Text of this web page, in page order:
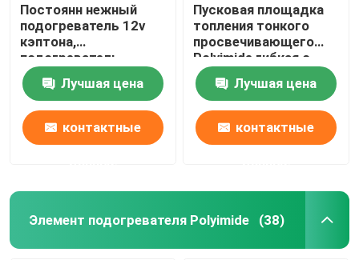
Постоянн нежный
подогреватель 12v
кэптона,
подогреватель
фольги Polyimide для
протектора глаза
Лучшая цена
контактные
Пусковая площадка
топления тонкого
просвечивающего
Polyimide гибкая с
точным контролем
температуры
Лучшая цена
контактные
Элемент подогревателя Polyimide (38)